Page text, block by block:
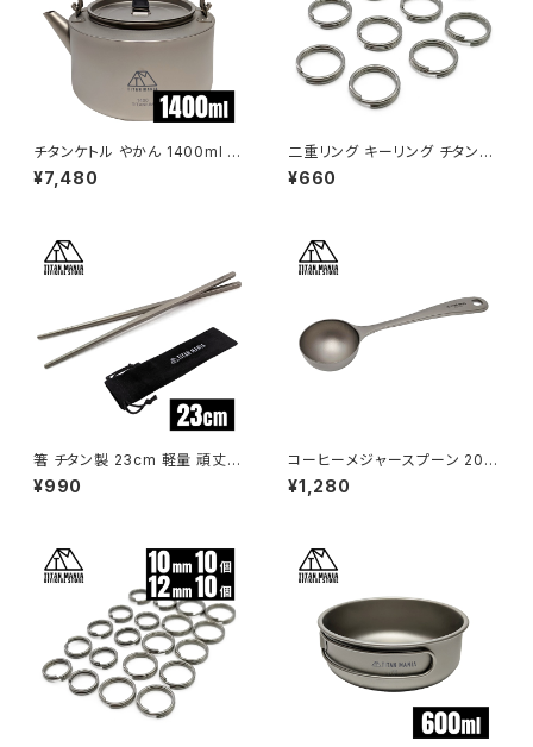
チタンケトル やかん 1400ml ケ
トル ケットル キャンプ キャンプ
ケトル アウトドアケトル チタン
ャンプ用品 収納袋付き
¥7,480
二重リング キーリング チタン製
10mm×10個 超軽量 頑丈 サビ
に強い 二重丸カン スプリットリ
¥660
箸 チタン製 23cm 軽量 頑丈
角箸 菜箸 長い 太い 純チタン 1
膳 滑り止め 直火 調理器具 キャ
¥990
コーヒーメジャースプーン 20m
l 計量 スプーン チタン製 軽量
食器 カトラリー 調理器具 キッチ
¥1,280